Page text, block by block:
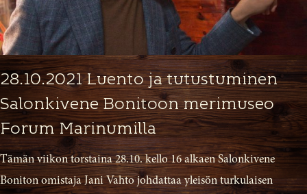
28.10.2021 Luento ja tutustuminen
Salonkivene Bonitoon merimuseo
Forum Marinumilla
Tämän viikon torstaina 28.10. kello 16 alkaen Salonkivene
Boniton omistaja Jani Vahto johdattaa yleisön turkulaisen